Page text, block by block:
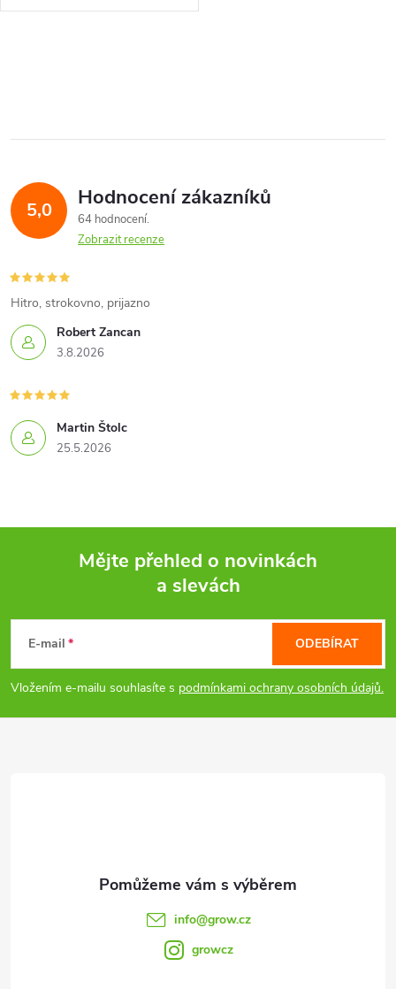
a...
l
d
a
c
í
p
r
v
k
v
i
s
u
5,0 Hodnocení zákazníků
64 hodnocení
Zobrazit recenze
Robert Zancan
3.8.2026
Hitro, strokovno, prijazno
Martin Štolc
25.5.2026
p
a
Mějte přehled o novinkách
a slevách
E-mail
Vložením e-mailu souhlasíte s podmínkami ochrany osobních údajů.
ODEBÍRAT
info@grow.cz
growcz